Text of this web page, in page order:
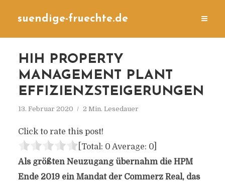
suendige-fruechte.de
HIH PROPERTY
MANAGEMENT PLANT
EFFIZIENZSTEIGERUNGEN
13. Februar 2020 2 Min. Lesedauer
Click to rate this post!
[Total: 0 Average: 0]
Als größten Neuzugang übernahm die HPM
Ende 2019 ein Mandat der Commerz Real, das